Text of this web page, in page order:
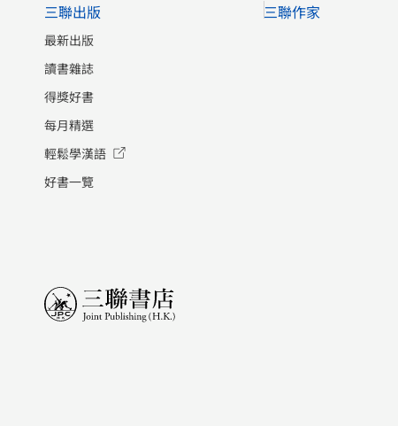
三聯出版
最新出版
讀書雜誌
得獎好書
每月精選
輕鬆學漢語
好書一覽
三聯作家